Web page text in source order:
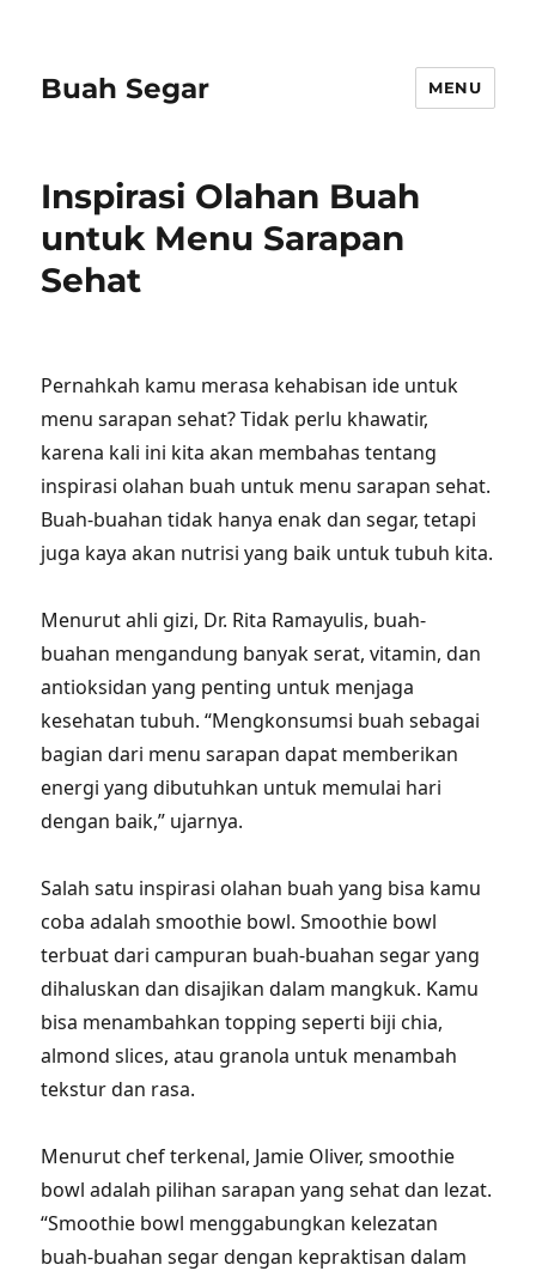
Buah Segar MENU
Inspirasi Olahan Buah
untuk Menu Sarapan
Sehat
Pernahkah kamu merasa kehabisan ide untuk
menu sarapan sehat? Tidak perlu khawatir,
karena kali ini kita akan membahas tentang
inspirasi olahan buah untuk menu sarapan sehat.
Buah-buahan tidak hanya enak dan segar, tetapi
juga kaya akan nutrisi yang baik untuk tubuh kita.
Menurut ahli gizi, Dr. Rita Ramayulis, buah-
buahan mengandung banyak serat, vitamin, dan
antioksidan yang penting untuk menjaga
kesehatan tubuh. “Mengkonsumsi buah sebagai
bagian dari menu sarapan dapat memberikan
energi yang dibutuhkan untuk memulai hari
dengan baik,” ujarnya.
Salah satu inspirasi olahan buah yang bisa kamu
coba adalah smoothie bowl. Smoothie bowl
terbuat dari campuran buah-buahan segar yang
dihaluskan dan disajikan dalam mangkuk. Kamu
bisa menambahkan topping seperti biji chia,
almond slices, atau granola untuk menambah
tekstur dan rasa.
Menurut chef terkenal, Jamie Oliver, smoothie
bowl adalah pilihan sarapan yang sehat dan lezat.
“Smoothie bowl menggabungkan kelezatan
buah-buahan segar dengan kepraktisan dalam